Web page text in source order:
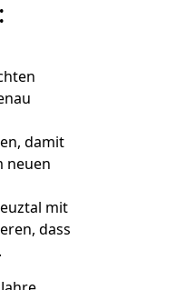
damit
neuen
mit
dass